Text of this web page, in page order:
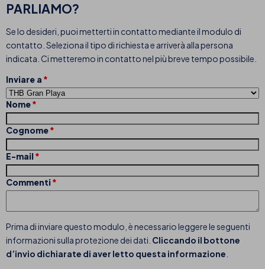
PARLIAMO?
Se lo desideri, puoi metterti in contatto mediante il modulo di
contatto. Seleziona il tipo di richiesta e arriverà alla persona
indicata. Ci metteremo in contatto nel più breve tempo possibile.
Inviare a
Nome
Cognome
E-mail
Commenti
Prima di inviare questo modulo, è necessario leggere le seguenti
informazioni sulla protezione dei dati. Cliccando il bottone
d’invio dichiarate di aver letto questa informazione